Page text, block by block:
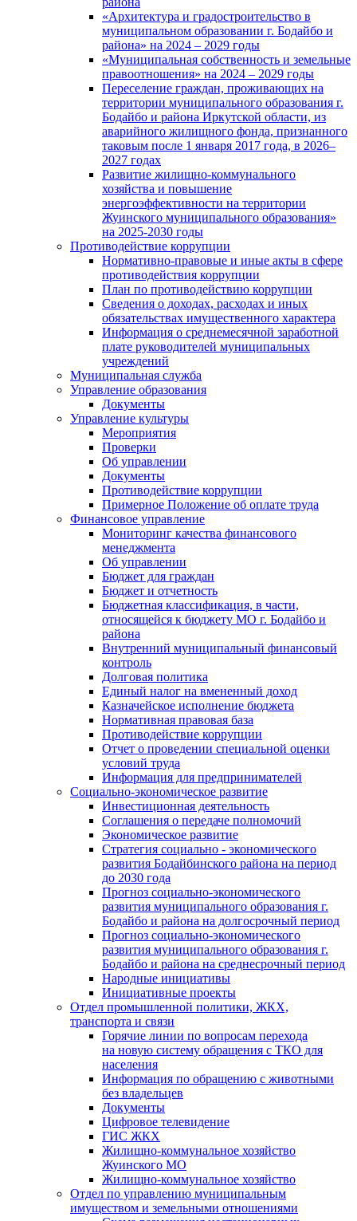
«Архитектура и градостроительство в
муниципальном образовании г. Бодайбо и
района» на 2024 – 2029 годы
«Муниципальная собственность и земельные
правоотношения» на 2024 – 2029 годы
Переселение граждан, проживающих на
территории муниципального образования г.
Бодайбо и района Иркутской области, из
аварийного жилищного фонда, признанного
таковым после 1 января 2017 года, в 2026–
2027 годах
Развитие жилищно-коммунального
хозяйства и повышение
энергоэффективности на территории
Жуинского муниципального образования»
на 2025-2030 годы
Противодействие коррупции
Нормативно-правовые и иные акты в сфере
противодействия коррупции
План по противодействию коррупции
Сведения о доходах, расходах и иных
обязательствах имущественного характера
Информация о среднемесячной заработной
плате руководителей муниципальных
учреждений
Муниципальная служба
Управление образования
Документы
Управление культуры
Мероприятия
Проверки
Об управлении
Документы
Противодействие коррупции
Примерное Положение об оплате труда
Финансовое управление
Мониторинг качества финансового
менеджмента
Об управлении
Бюджет для граждан
Бюджет и отчетность
Бюджетная классификация, в части,
относящейся к бюджету МО г. Бодайбо и
района
Внутренний муниципальный финансовый
контроль
Долговая политика
Единый налог на вмененный доход
Казначейское исполнение бюджета
Нормативная правовая база
Противодействие коррупции
Отчет о проведении специальной оценки
условий труда
Информация для предпринимателей
Социально-экономическое развитие
Инвестиционная деятельность
Соглашения о передаче полномочий
Экономическое развитие
Стратегия социально - экономического
развития Бодайбинского района на период
до 2030 года
Прогноз социально-экономического
развития муниципального образования г.
Бодайбо и района на долгосрочный период
Прогноз социально-экономического
развития муниципального образования г.
Бодайбо и района на среднесрочный период
Народные инициативы
Инициативные проекты
Отдел промышленной политики, ЖКХ,
транспорта и связи
Горячие линии по вопросам перехода
на новую систему обращения с ТКО для
населения
Информация по обращению с животными
без владельцев
Документы
Цифровое телевидение
ГИС ЖКХ
Жилищно-коммунальное хозяйство
Жуинского МО
Жилищно-коммунальное хозяйство
Отдел по управлению муниципальным
имуществом и земельными отношениями